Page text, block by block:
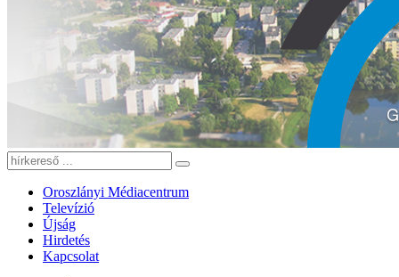
Oroszlányi Médiacentrum
Televízió
Újság
Hirdetés
Kapcsolat